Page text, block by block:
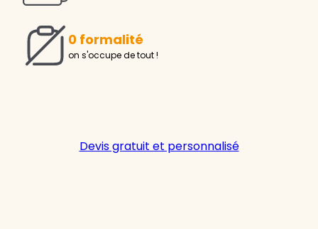
0 formalité
on s'occupe de tout !
Devis gratuit et personnalisé